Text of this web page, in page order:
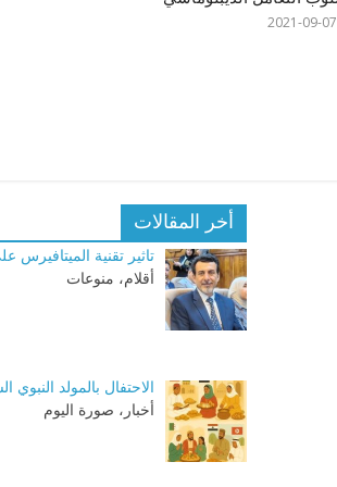
2021-09-07
أخر المقالات
تاثير تقنية الميتافيرس
أقلام، منوعات
الاحتفال بالمولد النبوي
أخبار، صورة اليوم